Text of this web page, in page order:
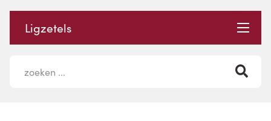
Ligzetels